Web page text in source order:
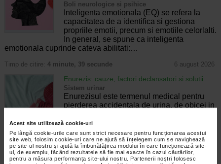
Acest site utilizează cookie-uri
Pe lângă cookie-urile care sunt strict necesare pentru funcționarea acestui
site web, folosim cookie-uri care ne ajută să înțelegem cum se navighează
pe site-ul nostru și ajută la îmbunătățirea modului în care funcționează site-
ul, de exemplu, făcând rezultatele să fie mai exacte în cazul căutărilor,
pentru a măsura performanța site-ului nostru. Partenerii noștri folosesc
Boli neurologice si psihice
Inteligenta emotionala (EQ) se refera la
capacitatea de a identifica si gestiona
propriile emotii, precum si emotiile celorlalti.
In general, se spune ca inteligenta
emotionala cuprinde cateva abilitati:…
Timp de citire: 4 minute, 39 secunde 6 august 2026
Enurezis: cauze, factori declansatori si solutii
Sistem urinar
Enurezisul este termenul medical pentru
pierderea accidentala de urina, de obicei in
atat in randul copiilor, cat si al adultilor.
Enurezisul este considerat…
Timp de citire:4 minute, 32 secunde 28 iulie 2026